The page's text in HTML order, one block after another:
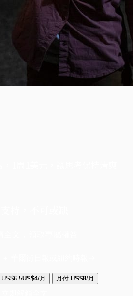
US$6.5US$4/月 月付 US$8/月